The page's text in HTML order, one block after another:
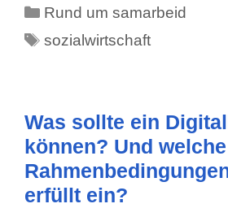
Kategorien
Rund um samarbeid
Schlagwörter
sozialwirtschaft
Was sollte ein
können? Und welche
erfüllt ein?